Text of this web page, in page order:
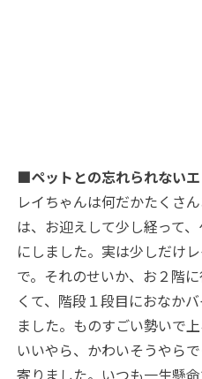
■ペットとの忘れられないエ
レイちゃんは何だかたくさ
は、お迎えして少し経って
にしました。実は少しだけ
で。それのせいか、お２階
くて、階段１段目におなか
ました。ものすごい勢いで
いいやら、かわいそうやら